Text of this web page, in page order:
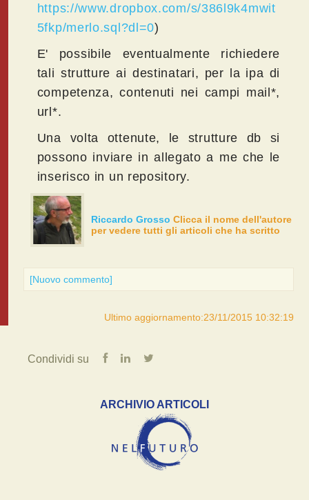
https://www.dropbox.com/s/386l9k4mwit
5fkp/merlo.sql?dl=0)
E' possibile eventualmente richiedere
tali strutture ai destinatari, per la ipa di
competenza, contenuti nei campi mail*,
url*.
Una volta ottenute, le strutture db si
possono inviare in allegato a me che le
inserisco in un repository.
Riccardo Grosso Clicca il nome dell'autore
per vedere tutti gli articoli che ha scritto
[Nuovo commento]
Ultimo aggiornamento:23/11/2015 10:32:19
Condividi su
ARCHIVIO ARTICOLI